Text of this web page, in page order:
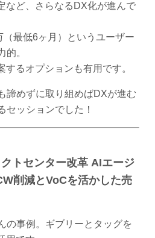
など、さらなるDX化が進んで
最低6ヶ月）というユーザー
的。
するオプションも有用です。
諦めずに取り組めばDXが進む
セッションでした！
トセンター改革 AIエージ
削減とVoCを活かした売
の事例。ギブリーとタッグを